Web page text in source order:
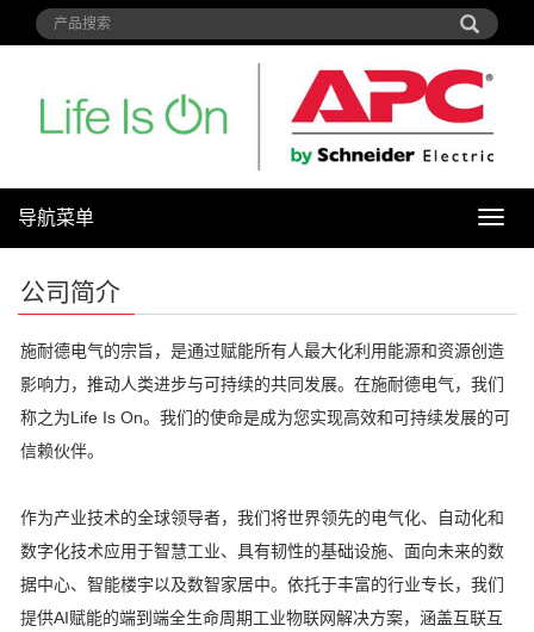
导
导航菜单
公司简介
施耐德电气的宗旨，是通过赋能所有人最大化利用能源和资源创造
影响力，推动人类进步与可持续的共同发展。在施耐德电气，我们
称之为Life Is On。我们的使命是成为您实现高效和可持续发展的可
信赖伙伴。
作为产业技术的全球领导者，我们将世界领先的电气化、自动化和
数字化技术应用于智慧工业、具有韧性的基础设施、面向未来的数
据中心、智能楼宇以及数智家居中。依托于丰富的行业专长，我们
提供AI赋能的端到端全生命周期工业物联网解决方案，涵盖互联互